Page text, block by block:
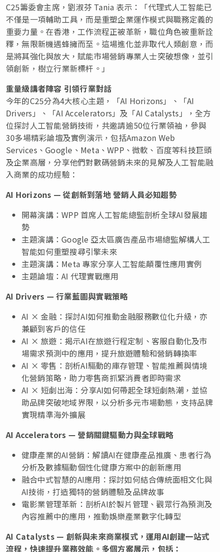
C25籌委會主席，劉淑芬 Tania 表示：「代理式人工智能已
不僅是一項輔助工具，而是重塑企業運作模式與職務定義的
重要力量。在香港，工作流程正被革新，職位角色被重新詮
釋，無限新機遇蜂擁而至。這場進化並非取代人類創意，而
是將其強化與放大，賦能市場營銷專業人士突破想像，並引
領創新，樹立行業新標杆。」
重量級講者陣容 引領行業對話
今年的C25分為4大核心主題，「AI Horizons」、「AI
Drivers」、「AI Accelerators」及「AI Catalysts」，全方
位探討人工智能營銷技術，共邀請逾50位行業領袖，參與
30多場精彩論壇及實例演示，包括Amazon Web
Services、Google、Meta、WPP、微軟、百度等科技巨頭
及企業高層，分享他們對數碼營銷未來的見解及人工智能融
入商業的成功經驗：
AI Horizons —從創新到落地 營銷人員必知趨勢
開幕演講：WPP 首席人工智能總監剖析全球AI發展趨
勢
主題演講：Google 亞太區廣告產品市場總監解構人工
智能如何重塑搜尋引擎未來
主題演講：Meta 專家分享人工智能顛覆性應用實例
主題論壇：AI 代理實戰應用
AI Drivers —行業藍圖與實戰策略
AI × 金融：探討AI如何推動金融服務數位化升級，亦
兼顧到客戶的信任
AI × 旅遊：揭示AI在旅遊行程定制、客服自動化及市
場需求預測中的應用，提升旅遊體驗和營銷轉換率
AI × 零售：剖析AI驅動的庫存管理、智能推薦與情境
化營銷策略，助力零售商抓緊消費者即時需求
AI × 短劇出海：分享AI如何帶起全球短劇熱潮，並協
助品牌突破地域界限，以分析多元市場動態，支持品牌
實現精準海外擴展
AI Accelerators — 營銷關鍵驅動力與全球戰略
健康產業的AI營銷：解讀AI在健康產品推廣、患者行為
分析及數據驅動個性化健康方案中的創新應用
融合中式智慧的AI應用：探討如何結合傳統面相文化與
AI技術，打造獨特的營銷體驗及品牌故事
電影業管理革新：剖析AI於製片管理、觀眾行為預測及
內容推薦中的應用，推動娛樂產業數字化轉型
AI Catalysts — 創新與未來商業模式，運用AI創建一站式
流程，快速提升業務效能。多個方案展示，包括：